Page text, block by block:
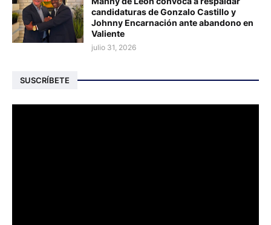
candidaturas de Gonzalo Castillo y
Johnny Encarnación ante abandono en
Valiente
julio 31, 2026
SUSCRÍBETE